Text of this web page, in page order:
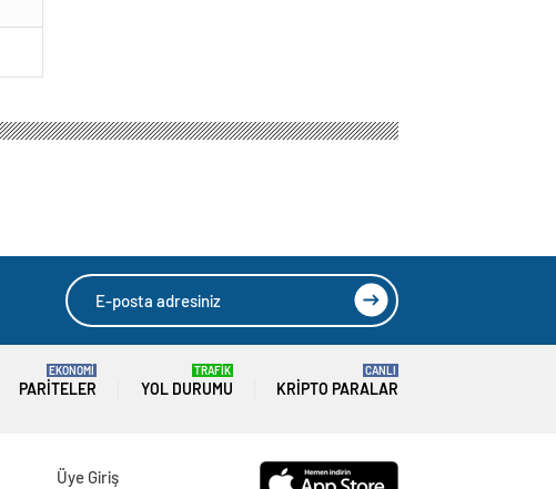
PARITELER
EKONOMİ
YOL DURUMU
TRAFİK
KRIPTO PARALAR
CANLI
Üye Giriş